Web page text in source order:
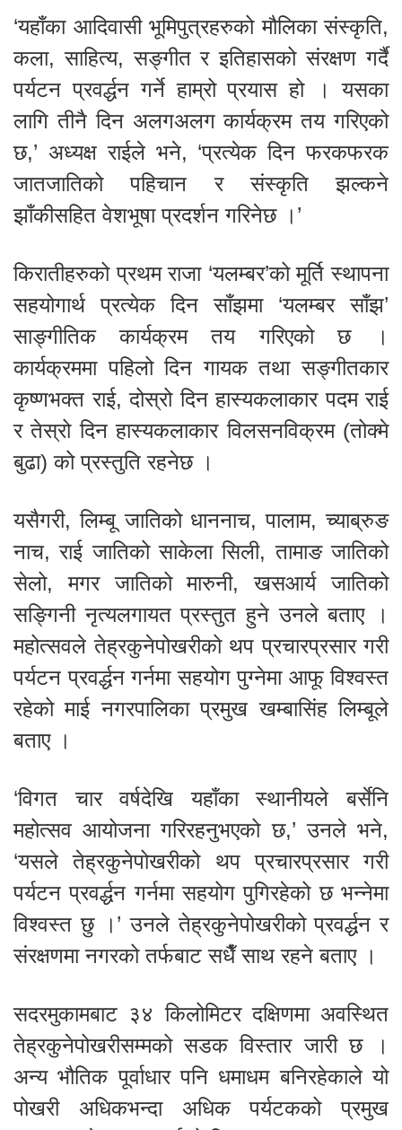
‘यहाँका आदिवासी भूमिपुत्रहरुको मौलिका संस्कृति,
कला, साहित्य, सङ्गीत र इतिहासको संरक्षण गर्दै
पर्यटन प्रवर्द्धन गर्ने हाम्रो प्रयास हो । यसका
लागि तीनै दिन अलगअलग कार्यक्रम तय गरिएको
छ,’ अध्यक्ष राईले भने, ‘प्रत्येक दिन फरकफरक
जातजातिको पहिचान र संस्कृति झल्कने
झाँकीसहित वेशभूषा प्रदर्शन गरिनेछ ।’
किरातीहरुको प्रथम राजा ‘यलम्बर’को मूर्ति स्थापना
सहयोगार्थ प्रत्येक दिन साँझमा ‘यलम्बर साँझ’
साङ्गीतिक कार्यक्रम तय गरिएको छ ।
कार्यक्रममा पहिलो दिन गायक तथा सङ्गीतकार
कृष्णभक्त राई, दोस्रो दिन हास्यकलाकार पदम राई
र तेस्रो दिन हास्यकलाकार विलसनविक्रम (तोक्मे
बुढा) को प्रस्तुति रहनेछ ।
यसैगरी, लिम्बू जातिको धाननाच, पालाम, च्याब्रुङ
नाच, राई जातिको साकेला सिली, तामाङ जातिको
सेलो, मगर जातिको मारुनी, खसआर्य जातिको
सङ्गिनी नृत्यलगायत प्रस्तुत हुने उनले बताए ।
महोत्सवले तेह्रकुनेपोखरीको थप प्रचारप्रसार गरी
पर्यटन प्रवर्द्धन गर्नमा सहयोग पुग्नेमा आफू विश्वस्त
रहेको माई नगरपालिका प्रमुख खम्बासिंह लिम्बूले
बताए ।
‘विगत चार वर्षदेखि यहाँका स्थानीयले बर्सेनि
महोत्सव आयोजना गरिरहनुभएको छ,’ उनले भने,
‘यसले तेह्रकुनेपोखरीको थप प्रचारप्रसार गरी
पर्यटन प्रवर्द्धन गर्नमा सहयोग पुगिरहेको छ भन्नेमा
विश्वस्त छु ।’ उनले तेह्रकुनेपोखरीको प्रवर्द्धन र
संरक्षणमा नगरको तर्फबाट सधैँ साथ रहने बताए ।
सदरमुकामबाट ३४ किलोमिटर दक्षिणमा अवस्थित
तेह्रकुनेपोखरीसम्मको सडक विस्तार जारी छ ।
अन्य भौतिक पूर्वाधार पनि धमाधम बनिरहेकाले यो
पोखरी अधिकभन्दा अधिक पर्यटकको प्रमुख